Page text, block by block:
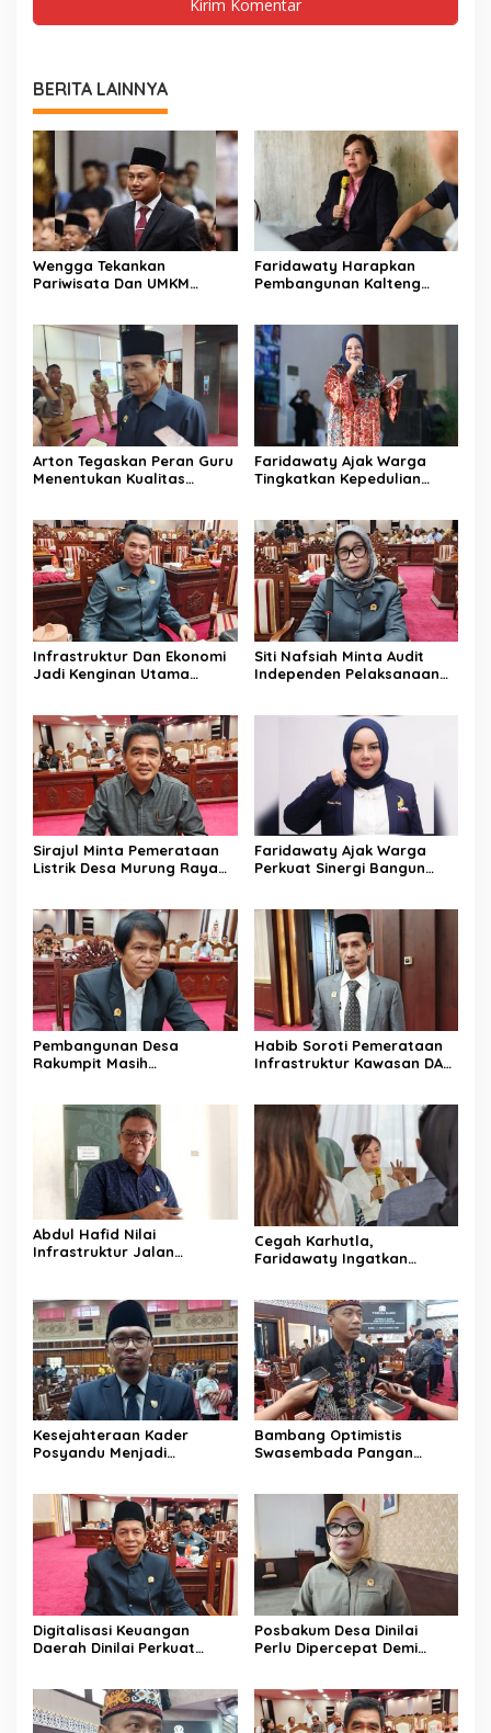
BERITA LAINNYA
Wengga Tekankan
Pariwisata Dan UMKM
Faridawaty Harapkan
Pembangunan Kalteng
Arton Tegaskan Peran Guru
Menentukan Kualitas
Faridawaty Ajak Warga
Tingkatkan Kepedulian
Infrastruktur Dan Ekonomi
Jadi Kenginan Utama
Siti Nafsiah Minta Audit
Independen Pelaksanaan
Sirajul Minta Pemerataan
Listrik Desa Murung Raya
Faridawaty Ajak Warga
Perkuat Sinergi Bangun
Pembangunan Desa
Rakumpit Masih
Habib Soroti Pemerataan
Infrastruktur Kawasan DAS
Abdul Hafid Nilai
Infrastruktur Jalan
Pedesaan
Cegah Karhutla,
Faridawaty Ingatkan
Kesejahteraan Kader
Posyandu Menjadi
Bambang Optimistis
Swasembada Pangan
Digitalisasi Keuangan
Daerah Dinilai Perkuat
Posbakum Desa Dinilai
Perlu Dipercepat Demi